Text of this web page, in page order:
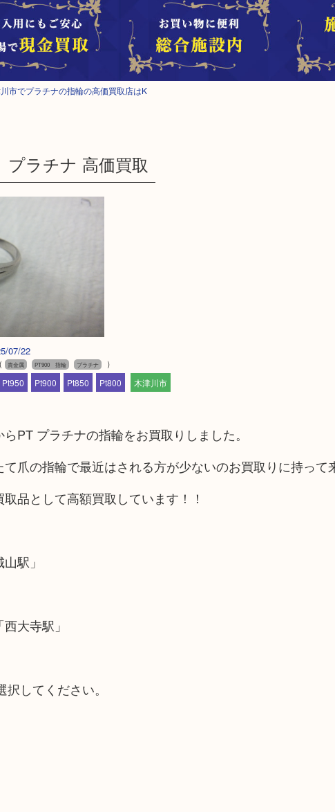
川市でプラチナの指輪の高価買取店はK
ラチナ 高価買取
07/22
（ 貴金属 PT900 指輪 プラチナ
）
Pt950 Pt900 Pt850 Pt800 木津川市
PT プラチナの指輪をお買取りしました。
爪の指輪で最近はされる方が少ないのお買取りに持って
品として高額買取しています！！
駅」
大寺駅」
してください。